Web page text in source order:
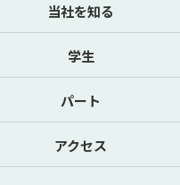
当社を知る
学生
パート
アクセス